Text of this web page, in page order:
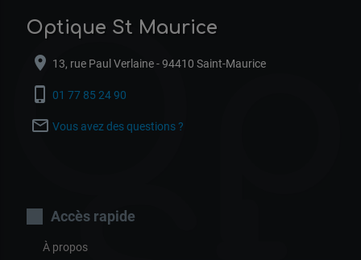
Optique St Maurice
location_on 13, rue Paul Verlaine - 94410 Saint-Maurice
phone_iphone 01 77 85 24 90
mail_outline Vous avez des questions ?
Accès rapide
À propos